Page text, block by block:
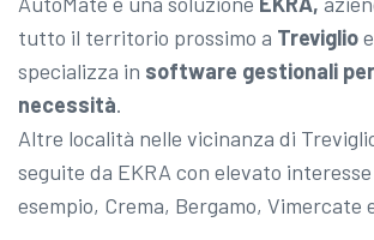
tutto il territorio prossimo a Treviglio
specializza in software gestionali
necessità.
Altre località nelle vicinanza di
seguite da EKRA con elevato interesse
esempio, Crema, Bergamo, Vimercate